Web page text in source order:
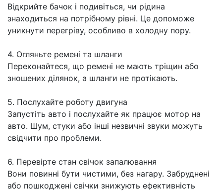
Відкрийте бачок і подивіться, чи рідина
знаходиться на потрібному рівні. Це допоможе
уникнути перегріву, особливо в холодну пору.
4. Огляньте ремені та шланги
Переконайтеся, що ремені не мають тріщин або
зношених ділянок, а шланги не протікають.
5. Послухайте роботу двигуна
Запустіть авто і послухайте як працює мотор на
авто. Шум, стуки або інші незвичні звуки можуть
свідчити про проблеми.
6. Перевірте стан свічок запалювання
Вони повинні бути чистими, без нагару. Забруднені
або пошкоджені свічки знижують ефективність